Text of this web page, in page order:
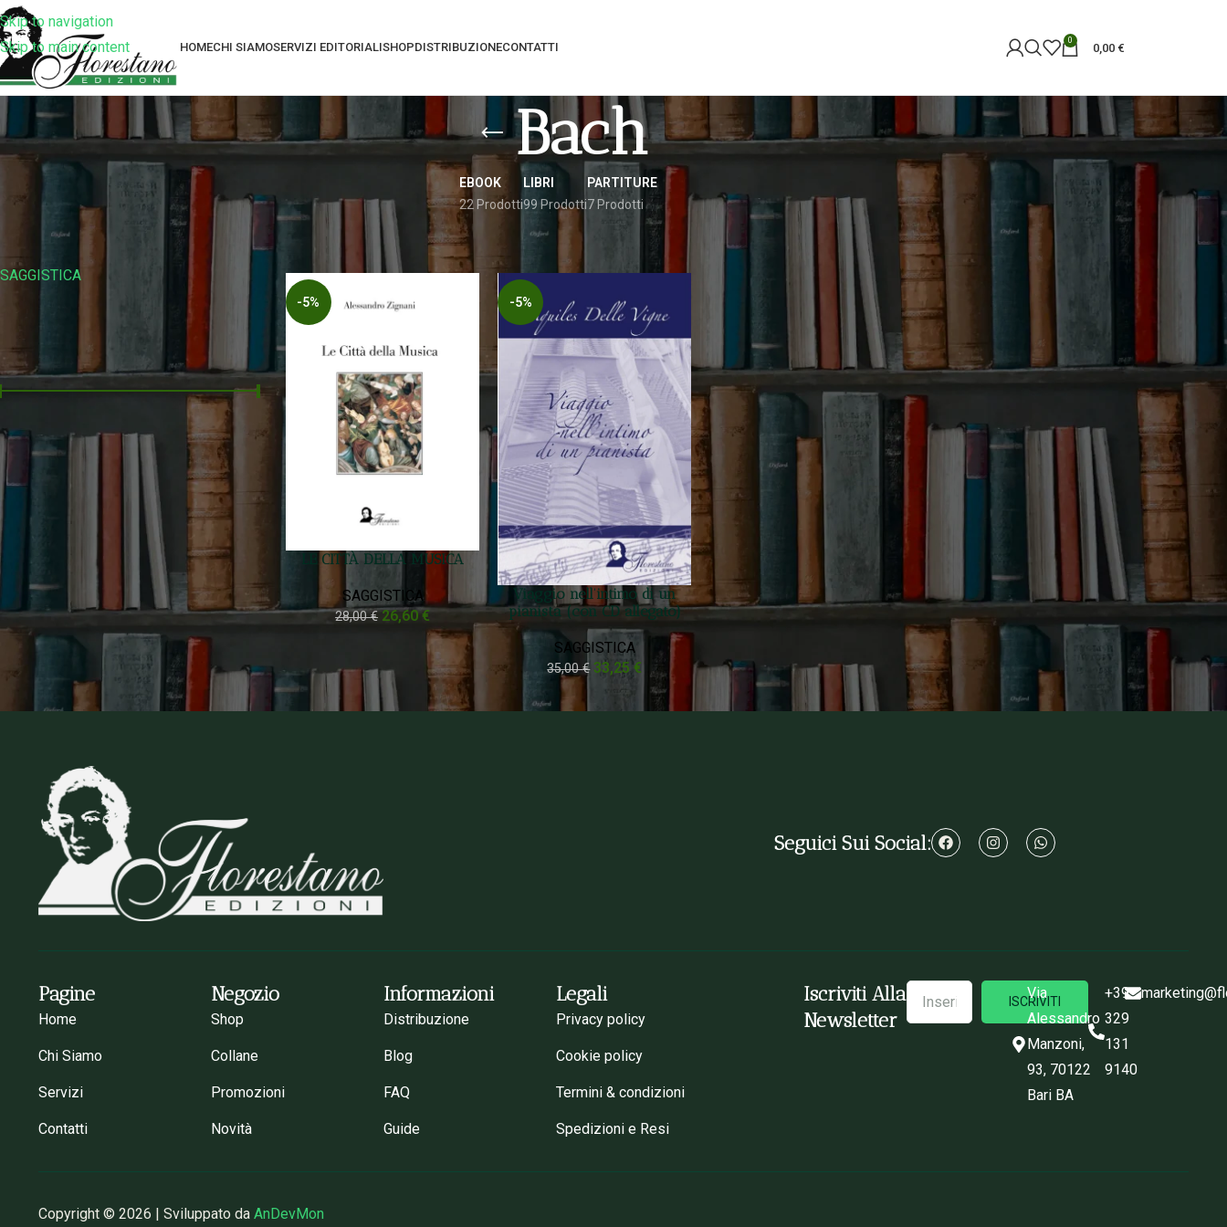
Skip to navigation
Skip to main content
HOMECHI SIAMOSERVIZI EDITORIALISHOPDISTRIBUZIONECONTATTI 0
0,00 €
Bach
EBOOK
22 Prodotti
LIBRI
99 Prodotti
PARTITURE
7 Prodotti
Filtra Per Collana
SAGGISTICA
Filtra Per Prezzo
FILTRA
Prezzo: 30 €—40 €
Filtra Per Stato
In stock
Prodotti taggati “Bach” 24
-5%
LE CITTÀ DELLA MUSICA
SAGGISTICA
28,00€ 26,60€
-5%
Viaggio nell’intimo di un
pianista (con CD allegato)
SAGGISTICA
35,00€ 33,25€
Seguici Sui Social:
Pagine
Home
Chi Siamo
Servizi
Contatti
Negozio
Shop
Collane
Promozioni
Novità
Informazioni
Distribuzione
Blog
FAQ
Guide
Legali
Privacy policy
Cookie policy
Termini & condizioni
Spedizioni e Resi
Iscriviti Alla
Newsletter
ISCRIVITI
Via
Alessandro
Manzoni,
93, 70122
Bari BA
+39
329
131
9140
Copyright © 2026 | Sviluppato da AnDevMon